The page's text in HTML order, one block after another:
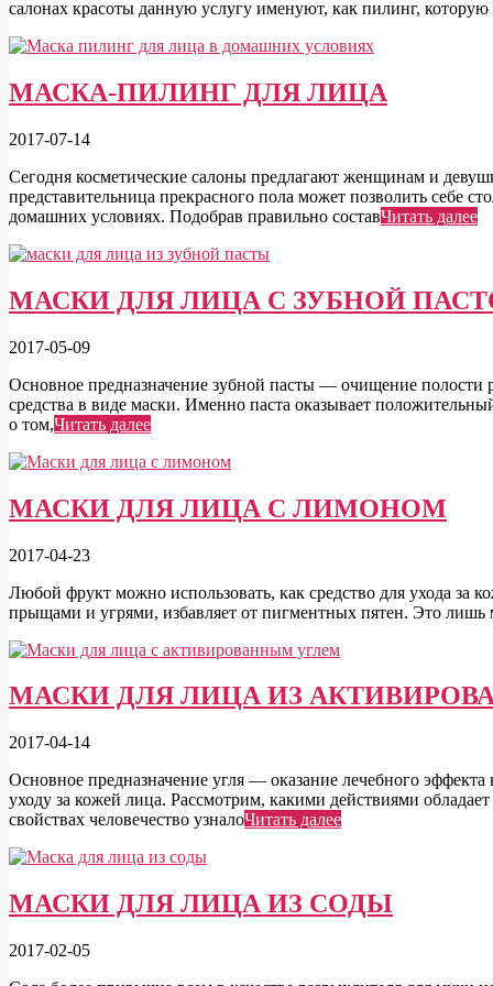
салонах красоты данную услугу именуют, как пилинг,
МАСКА-ПИЛИНГ ДЛЯ ЛИЦА
2017-07-14
Сегодня косметические салоны предлагают женщинам и
представительница прекрасного пола может позволить себе
домашних условиях. Подобрав правильно составЧитать далее
МАСКИ ДЛЯ ЛИЦА С ЗУБНОЙ
2017-05-09
Основное предназначение зубной пасты — очищение полости
средства в виде маски. Именно паста оказывает
о том,Читать далее
МАСКИ ДЛЯ ЛИЦА С ЛИМОНОМ
2017-04-23
Любой фрукт можно использовать, как средство для ухода за
прыщами и угрями, избавляет от пигментных пятен. Это лишь
МАСКИ ДЛЯ ЛИЦА ИЗ
2017-04-14
Основное предназначение угля — оказание лечебного
уходу за кожей лица. Рассмотрим, какими действиями
свойствах человечество узналоЧитать далее
МАСКИ ДЛЯ ЛИЦА ИЗ СОДЫ
2017-02-05